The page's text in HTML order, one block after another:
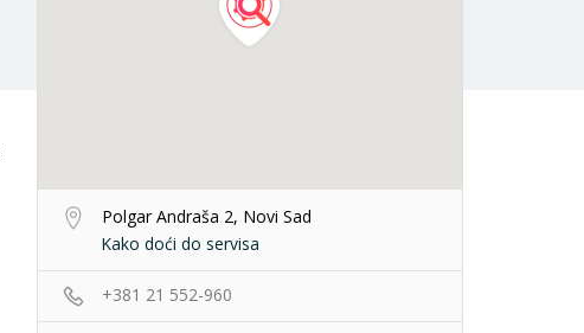
Polgar Andraša 2, Novi Sad
Kako doći do servisa
+381 21 552-960